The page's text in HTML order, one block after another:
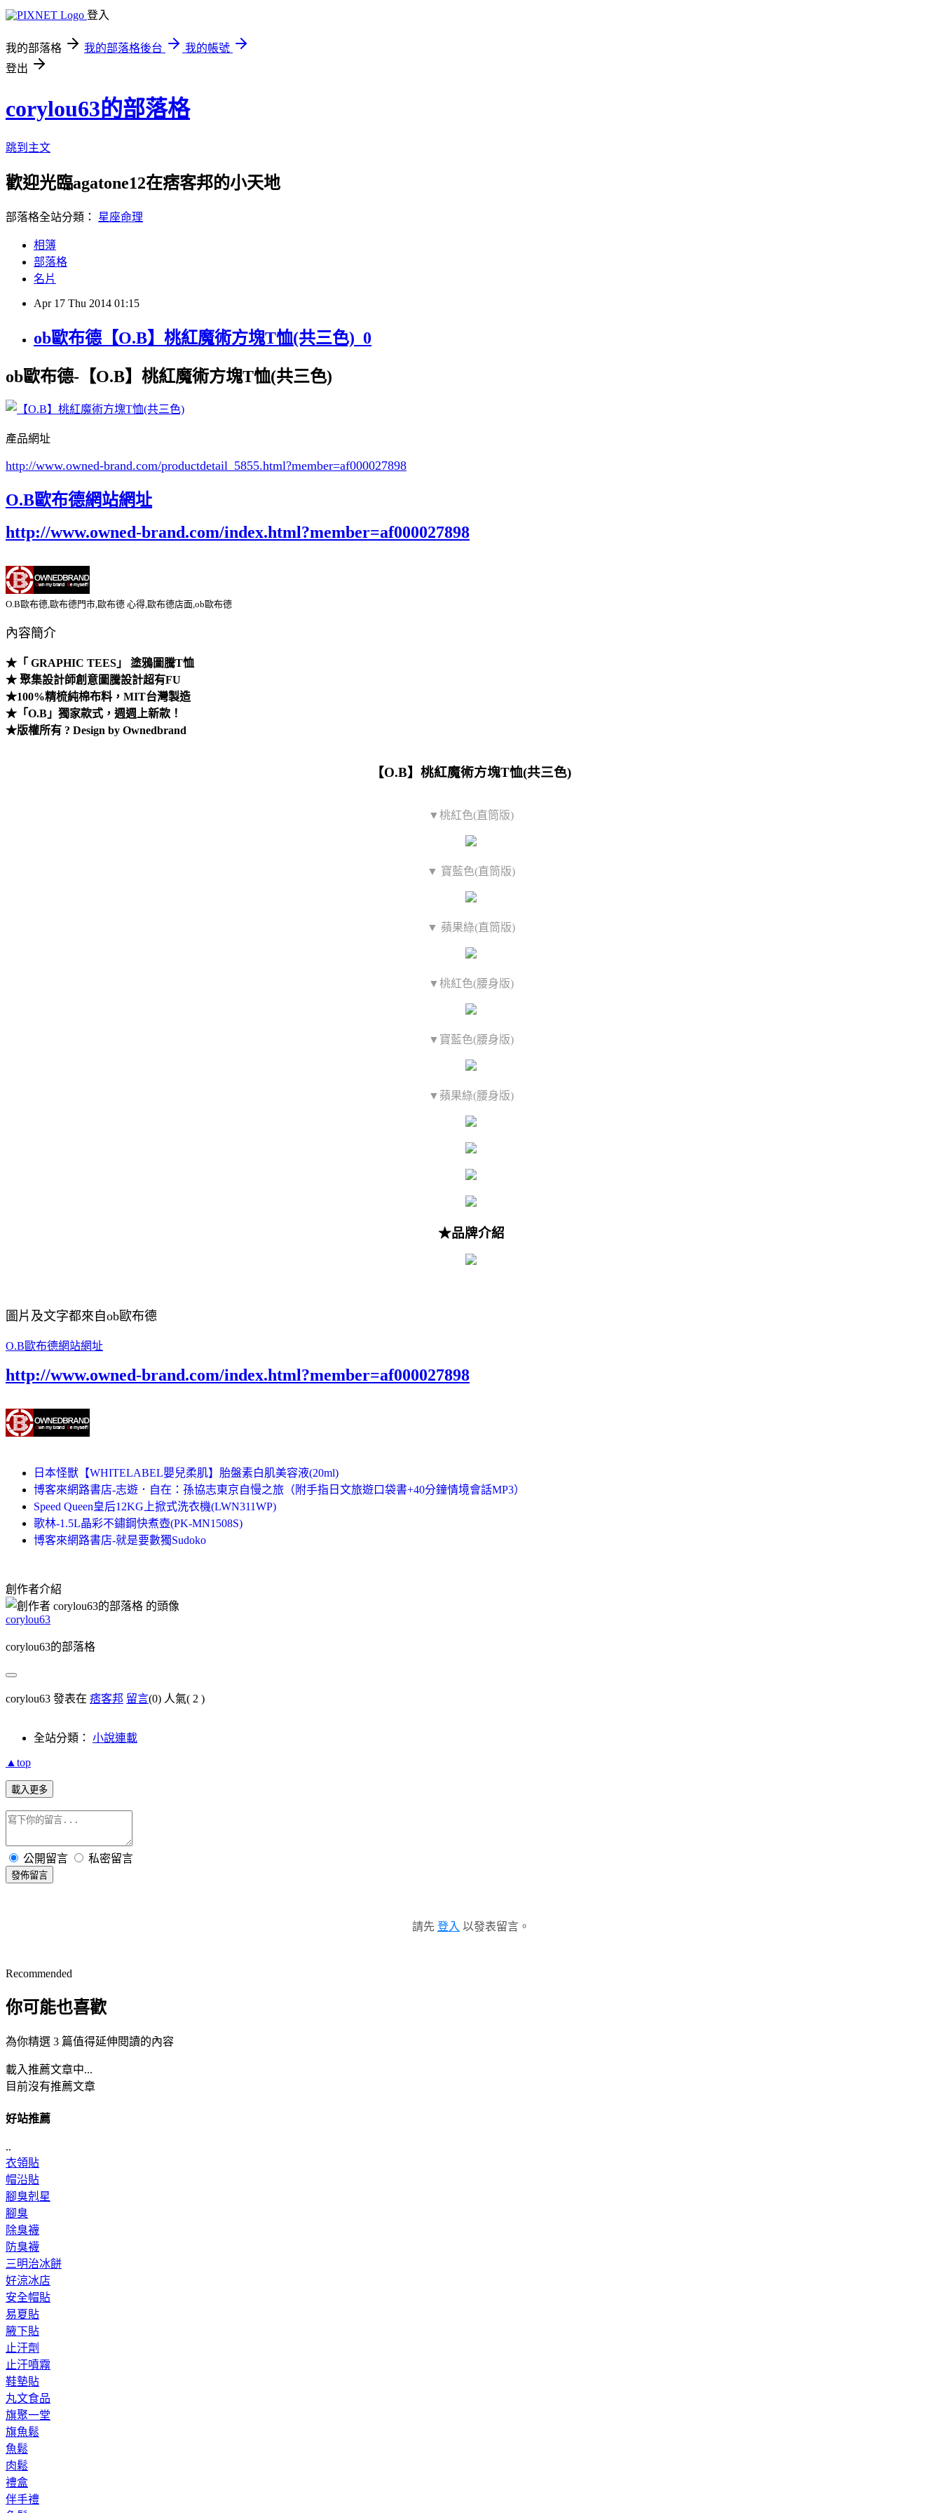
登入
我的部落格 我的部落格後台
我的帳號
登出
corylou63的部落格
跳到主文
歡迎光臨agatone12在痞客邦的小天地
部落格全站分類： 星座命理
相簿
部落格
名片
Apr 17 Thu 2014 01:15
ob歐布德【O.B】桃紅魔術方塊T恤(共三色)_0
ob歐布德-【O.B】桃紅魔術方塊T恤(共三色)
產品網址
http://www.owned-brand.com/productdetail_5855.html?member=af000027898
O.B歐布德網站網址
http://www.owned-brand.com/index.html?member=af000027898
O.B歐布德,歐布德門市,歐布德 心得,歐布德店面,ob歐布德
內容簡介
★「 GRAPHIC TEES」 塗鴉圖騰T恤
★ 聚集設計師創意圖騰設計超有FU
★100%精梳純棉布料，MIT台灣製造
★「O.B」獨家款式，週週上新款！
★版權所有 ? Design by Ownedbrand
【O.B】桃紅魔術方塊T恤(共三色)
▼桃紅色(直筒版)
▼ 寶藍色(直筒版)
▼ 蘋果綠(直筒版)
▼桃紅色(腰身版)
▼寶藍色(腰身版)
▼蘋果綠(腰身版)
★品牌介紹
圖片及文字都來自ob歐布德
O.B歐布德網站網址
http://www.owned-brand.com/index.html?member=af000027898
日本怪獸【WHITELABEL嬰兒柔肌】胎盤素白肌美容液(20ml)
博客來網路書店-志遊．自在：孫協志東京自慢之旅（附手指日文旅遊口袋書+40分鐘情境會話MP3）
Speed Queen皇后12KG上掀式洗衣機(LWN311WP)
歌林-1.5L晶彩不鏽鋼快煮壺(PK-MN1508S)
博客來網路書店-就是要數獨Sudoko
創作者介紹
corylou63
corylou63的部落格
corylou63 發表在 痞客邦 留言(0) 人氣( 2 )
全站分類： 小說連載
▲top
載入更多
公開留言 私密留言
發佈留言
請先 登入 以發表留言。
Recommended
你可能也喜歡
為你精選 3 篇值得延伸閱讀的內容
載入推薦文章中...
目前沒有推薦文章
好站推薦
..
衣領貼
帽沿貼
腳臭剋星
腳臭
除臭襪
防臭襪
三明治冰餅
好涼冰店
安全帽貼
易夏貼
腋下貼
止汗劑
止汗噴霧
鞋墊貼
丸文食品
旗聚一堂
旗魚鬆
魚鬆
肉鬆
禮盒
伴手禮